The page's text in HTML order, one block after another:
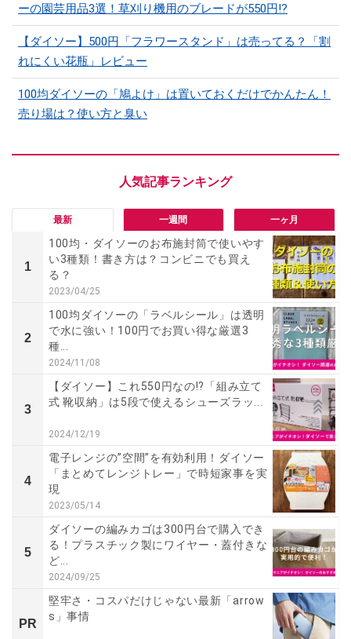
ーの園芸用品3選！草刈り機用のブレードが550円!?
【ダイソー】500円「フラワースタンド」は売ってる？「割
れにくい花瓶」レビュー
100均ダイソーの「鳩よけ」は置いておくだけでかんたん！
売り場は？使い方と臭い
最新 一週間 一ヶ月
1
100均・ダイソーのお布施封筒で使いやす
い3種類！書き方は？コンビニでも買え
る？
2023/04/25
2
100均ダイソーの「ラベルシール」は透明
で水に強い！100円でお買い得な厳選3
種...
2024/11/08
3
【ダイソー】これ550円なの!?「組み立て
式 靴収納」は5段で使えるシューズラッ...
2024/12/19
4
電子レンジの”空間”を有効利用！ダイソー
「まとめてレンジトレー」で時短家事を実
現
2023/05/14
5
ダイソーの編みカゴは300円台で購入でき
る！プラスチック製にワイヤー・蓋付きな
ど...
2024/09/25
PR
堅牢さ・コスパだけじゃない最新「arrow
s」事情